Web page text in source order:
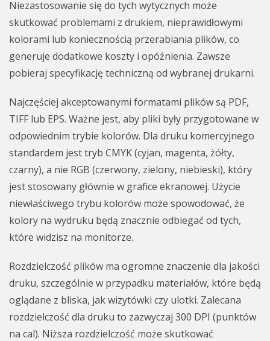
Niezastosowanie się do tych wytycznych może
skutkować problemami z drukiem, nieprawidłowymi
kolorami lub koniecznością przerabiania plików, co
generuje dodatkowe koszty i opóźnienia. Zawsze
pobieraj specyfikację techniczną od wybranej drukarni.
Najczęściej akceptowanymi formatami plików są PDF,
TIFF lub EPS. Ważne jest, aby pliki były przygotowane w
odpowiednim trybie kolorów. Dla druku komercyjnego
standardem jest tryb CMYK (cyjan, magenta, żółty,
czarny), a nie RGB (czerwony, zielony, niebieski), który
jest stosowany głównie w grafice ekranowej. Użycie
niewłaściwego trybu kolorów może spowodować, że
kolory na wydruku będą znacznie odbiegać od tych,
które widzisz na monitorze.
Rozdzielczość plików ma ogromne znaczenie dla jakości
druku, szczególnie w przypadku materiałów, które będą
oglądane z bliska, jak wizytówki czy ulotki. Zalecana
rozdzielczość dla druku to zazwyczaj 300 DPI (punktów
na cal). Niższa rozdzielczość może skutkować